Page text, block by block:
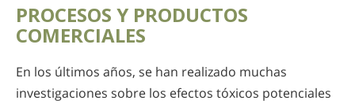
PROCESOS Y PRODUCTOS
COMERCIALES
En los últimos años, se han realizado muchas
investigaciones sobre los efectos tóxicos potenciales